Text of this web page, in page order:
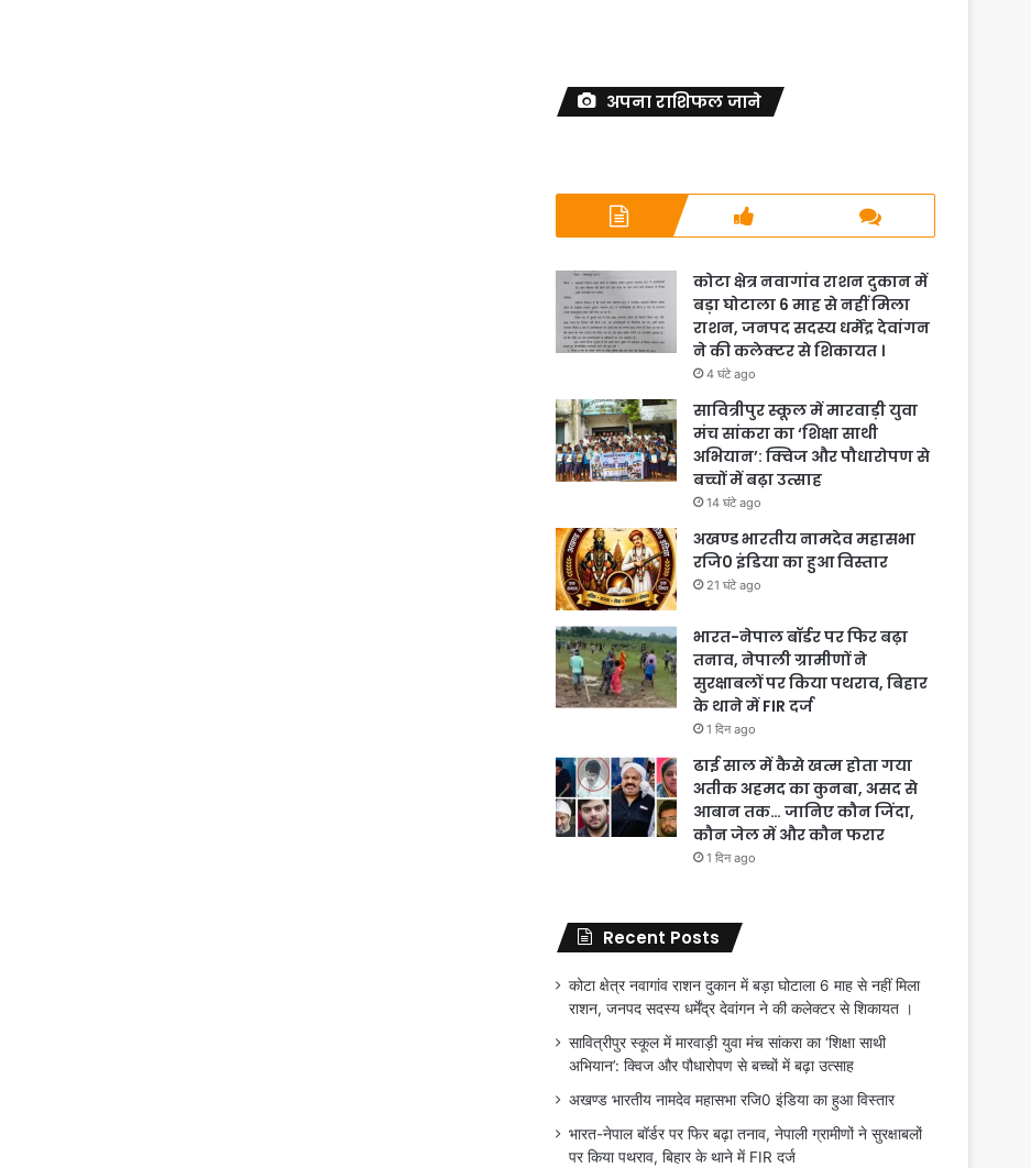
अपना राशिफल जाने
कोटा क्षेत्र नवागांव राशन दुकान में
बड़ा घोटाला 6 माह से नहीं मिला
राशन, जनपद सदस्य धर्मेंद्र देवांगन
ने की कलेक्टर से शिकायत ।
4 घंटे ago
सावित्रीपुर स्कूल में मारवाड़ी युवा
मंच सांकरा का ‘शिक्षा साथी
अभियान’: क्विज और पौधारोपण से
बच्चों में बढ़ा उत्साह
14 घंटे ago
अखण्ड भारतीय नामदेव महासभा
रजि0 इंडिया का हुआ विस्तार
21 घंटे ago
भारत-नेपाल बॉर्डर पर फिर बढ़ा
तनाव, नेपाली ग्रामीणों ने
सुरक्षाबलों पर किया पथराव, बिहार
के थाने में FIR दर्ज
1 दिन ago
ढाई साल में कैसे खत्म होता गया
अतीक अहमद का कुनबा, असद से
आबान तक… जानिए कौन जिंदा,
कौन जेल में और कौन फरार
1 दिन ago
Recent Posts
कोटा क्षेत्र नवागांव राशन दुकान में बड़ा घोटाला 6 माह से नहीं मिला
राशन, जनपद सदस्य धर्मेंद्र देवांगन ने की कलेक्टर से शिकायत ।
सावित्रीपुर स्कूल में मारवाड़ी युवा मंच सांकरा का ‘शिक्षा साथी
अभियान’: क्विज और पौधारोपण से बच्चों में बढ़ा उत्साह
अखण्ड भारतीय नामदेव महासभा रजि0 इंडिया का हुआ विस्तार
भारत-नेपाल बॉर्डर पर फिर बढ़ा तनाव, नेपाली ग्रामीणों ने सुरक्षाबलों
पर किया पथराव, बिहार के थाने में FIR दर्ज